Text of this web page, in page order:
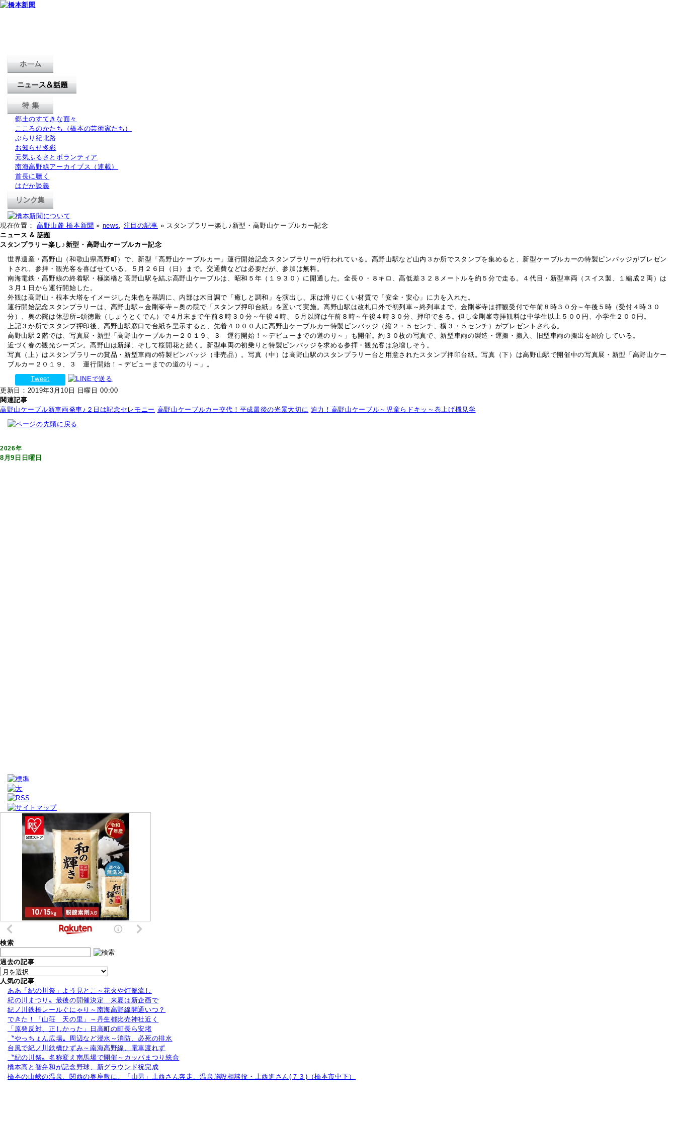
郷土のすてきな面々
こころのかたち（橋本の芸術家たち）
ぶらり紀北路
お知らせ多彩
元気ふるさとボランティア
南海高野線アーカイブス（連載）
首長に聴く
はだか談義
現在位置： 高野山麓 橋本新聞 » news, 注目の記事 » スタンプラリー楽し♪新型・高野山ケーブルカー記念
ニュース & 話題
スタンプラリー楽し♪新型・高野山ケーブルカー記念
世界遺産・高野山（和歌山県高野町）で、新型「高野山ケーブルカー」運行開始記念スタンプラリーが行われている。高野山駅など山内３か所でスタンプを集めると、新型ケーブルカーの特製ピンバッジがプレゼン
トされ、参拝・観光客を喜ばせている。５月２６日（日）まで。交通費などは必要だが、参加は無料。
南海電鉄・高野線の終着駅・極楽橋と高野山駅を結ぶ高野山ケーブルは、昭和５年（１９３０）に開通した。全長０・８キロ、高低差３２８メートルを約５分で走る。４代目・新型車両（スイス製、１編成２両）は
３月１日から運行開始した。
外観は高野山・根本大塔をイメージした朱色を基調に、内部は木目調で「癒しと調和」を演出し、床は滑りにくい材質で「安全・安心」に力を入れた。
運行開始記念スタンプラリーは、高野山駅～金剛峯寺～奥の院で「スタンプ押印台紙」を置いて実施。高野山駅は改札口外で初列車～終列車まで、金剛峯寺は拝観受付で午前８時３０分～午後５時（受付４時３０
分）、奥の院は休憩所=頌徳殿（しょうとくでん）で４月末まで午前８時３０分～午後４時、５月以降は午前８時～午後４時３０分、押印できる。但し金剛峯寺拝観料は中学生以上５００円、小学生２００円。
上記３か所でスタンプ押印後、高野山駅窓口で台紙を呈示すると、先着４０００人に高野山ケーブルカー特製ピンバッジ（縦２・５センチ、横３・５センチ）がプレゼントされる。
高野山駅２階では、写真展・新型「高野山ケーブルカー２０１９、３ 運行開始！～デビューまでの道のり～」も開催。約３０枚の写真で、新型車両の製造・運搬・搬入、旧型車両の搬出を紹介している。
近づく春の観光シーズン。高野山は新緑、そして桜開花と続く。新型車両の初乗りと特製ピンバッジを求める参拝・観光客は急増しそう。
写真（上）はスタンプラリーの賞品・新型車両の特製ピンバッジ（非売品）。写真（中）は高野山駅のスタンプラリー台と用意されたスタンプ押印台紙。写真（下）は高野山駅で開催中の写真展・新型「高野山ケー
ブルカー２０１９、３ 運行開始！～デビューまでの道のり～」。
Tweet
更新日：2019年3月10日 日曜日 00:00
関連記事
高野山ケーブル新車両発車♪２日は記念セレモニー 高野山ケーブルカー交代！平成最後の光景大切に 迫力！高野山ケーブル～児童らドキッ～巻上げ機見学
2026年
8月9日日曜日
検索
過去の記事
人気の記事
ああ「紀の川祭」よう見とこ～花火や灯篭流し
紀の川まつり〟最後の開催決定…来夏は新企画で
紀ノ川鉄橋レールぐにゃり～南海高野線開通いつ？
できた！「山荘 天の里」～丹生都比売神社近く
「原発反対、正しかった」日高町の町長ら安堵
〝やっちょん広場〟周辺など浸水～消防、必死の排水
台風で紀ノ川鉄橋ひずみ～南海高野線、電車渡れず
〝紀の川祭〟名称変え南馬場で開催～カッパまつり統合
橋本高と智弁和が記念野球、新グラウンド祝完成
橋本の山峡の温泉、関西の奥座敷に。「山男」上西さん奔走。温泉施設相談役・上西進さん(７３)（橋本市中下）